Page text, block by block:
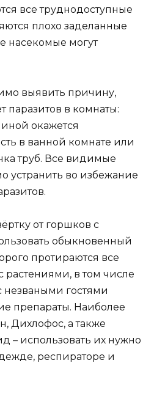
все труднодоступные
плохо заделанные
насекомые могут
выявить причину,
паразитов в комнаты:
окажется
в ванной комнате или
труб. Все видимые
устранить во избежание
от горшков с
обыкновенный
протираются все
растениями, в том числе
незваными гостями
препараты. Наиболее
Дихлофос, а также
– использовать их нужно
респираторе и